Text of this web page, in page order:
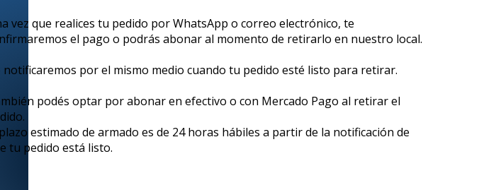
vez que realices tu pedido por WhatsApp o correo electrónico, te
el pago o podrás abonar al momento de retirarlo en nuestro local.
notificaremos por el mismo medio cuando tu pedido esté listo para retirar.
podés optar por abonar en efectivo o con Mercado Pago al retirar el
estimado de armado es de 24 horas hábiles a partir de la notificación de
tu pedido está listo.